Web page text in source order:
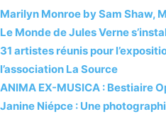
Marilyn Monroe by Sam Shaw,
Le Monde de Jules Verne
31 artistes réunis pour
l’association La Source
ANIMA EX-MUSICA : Bestiaire
Janine Niépce : Une